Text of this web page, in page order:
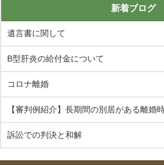
新着ブログ
遺言書に関して
B型肝炎の給付金について
コロナ離婚
【審判例紹介】長期間の別居がある離婚
訴訟での判決と和解